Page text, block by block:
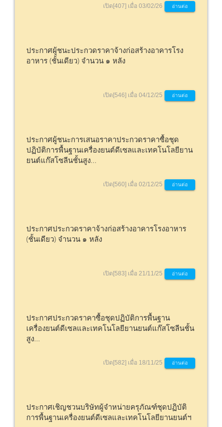
เปิด[407] เมื่อ 03/02/26 อ่านต่อ
ประกาศผู้ชนะประกวดราคาจ้างก่อสร้างอาคารโรง
อาหาร (ชั้นเดียว) จำนวน ๑ หลัง
เปิด[546] เมื่อ 04/12/25 อ่านต่อ
ประกาศผู้ชนะการเสนอราคาประกวดราคาซื้อชุด
ปฏิบัติการพื้นฐานเครื่องยนต์ดีเซลและเทคโนโลยียาน
ยนต์แก๊สโซลีนชั้นสูง...
เปิด[560] เมื่อ 02/12/25 อ่านต่อ
ประกาศประกวดราคาจ้างก่อสร้างอาคารโรงอาหาร
(ชั้นเดียว) จำนวน ๑ หลัง
เปิด[583] เมื่อ 21/11/25 อ่านต่อ
ประกาศประกวดราคาซื้อชุดปฏิบัติการพื้นฐาน
เครื่องยนต์ดีเซลและเทคโนโลยียานยนต์แก๊สโซลีนชั้น
สูง...
เปิด[582] เมื่อ 18/11/25 อ่านต่อ
ประกาศเชิญชวนบริษัทผู้จำหน่ายครุภัณฑ์ชุดปฏิบัติ
การพื้นฐานเครื่องยนต์ดีเซลและเทคโนโลยียานยนต์ฯ